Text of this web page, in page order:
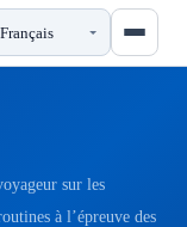
sur les
à l’épreuve des